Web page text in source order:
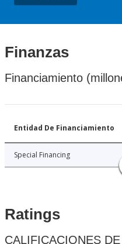
Finanzas
Financiamiento
Entidad De Financiamiento
Special Financing
Ratings
CALIFICACIONES